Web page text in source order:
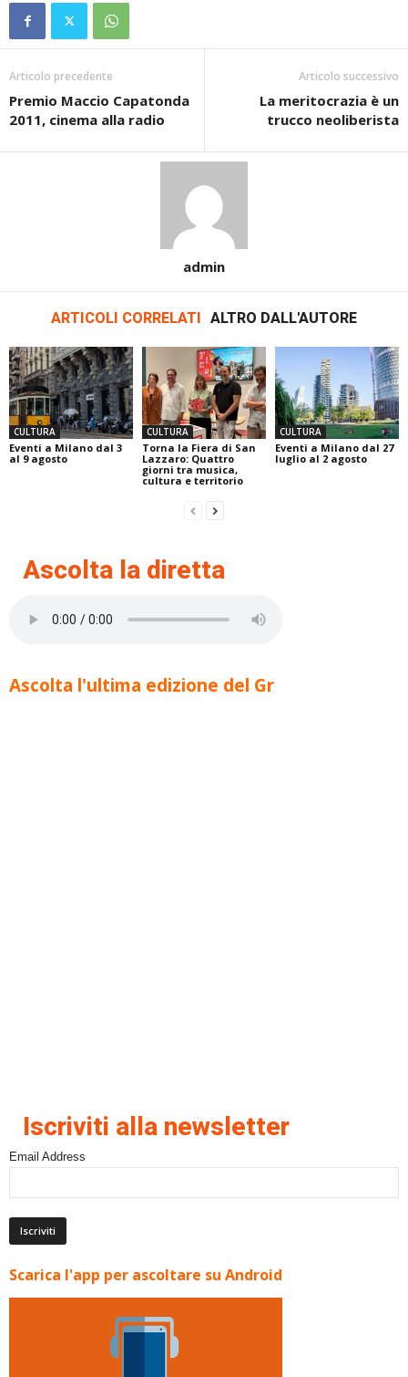
Articolo precedente
Premio Maccio Capatonda
2011, cinema alla radio
Articolo successivo
La meritocrazia è un
trucco neoliberista
admin
ARTICOLI CORRELATI ALTRO DALL'AUTORE
CULTURA
Eventi a Milano dal 3
al 9 agosto
CULTURA
Torna la Fiera di San
Lazzaro: Quattro
giorni tra musica,
cultura e territorio
CULTURA
Eventi a Milano dal 27
luglio al 2 agosto
Ascolta la diretta
Ascolta l'ultima edizione del Gr
Iscriviti alla newsletter
Email Address
Scarica l'app per ascoltare su Android